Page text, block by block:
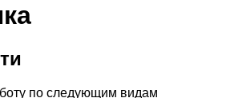
по следующим видам